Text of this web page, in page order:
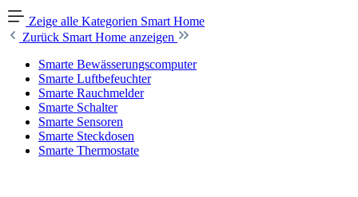
Zeige alle Kategorien Smart Home
Zurück Smart Home anzeigen
Smarte Bewässerungscomputer
Smarte Luftbefeuchter
Smarte Rauchmelder
Smarte Schalter
Smarte Sensoren
Smarte Steckdosen
Smarte Thermostate